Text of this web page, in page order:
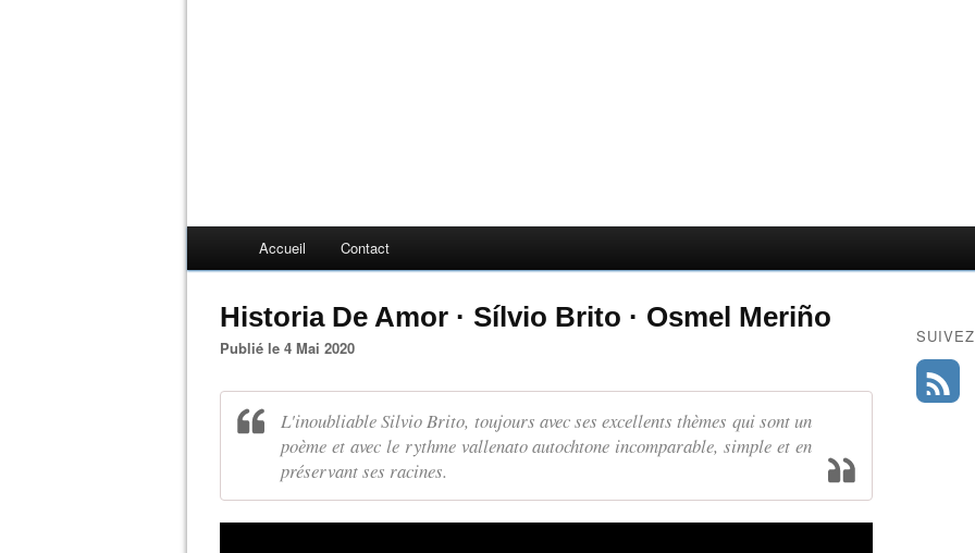
Accueil Contact
Historia De Amor · Sílvio Brito · Osmel Meriño
Publié le 4 Mai 2020
L'inoubliable Silvio Brito, toujours avec ses excellents thèmes qui sont un
poème et avec le rythme vallenato autochtone incomparable, simple et en
préservant ses racines.